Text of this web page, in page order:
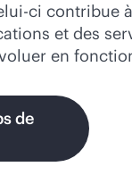
ci contribue
et des
en
de